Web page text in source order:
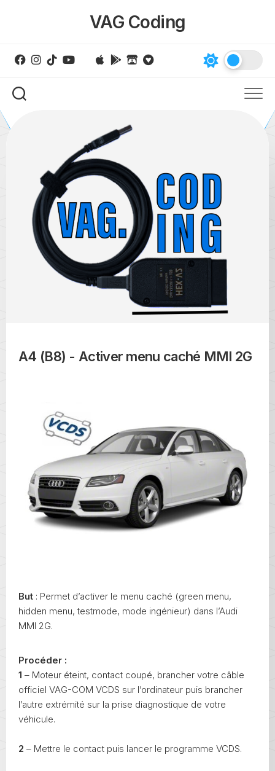
VAG Coding
A4 (B8) - Activer menu caché MMI 2G
But : Permet d’activer le menu caché (green menu,
hidden menu, testmode, mode ingénieur) dans l’Audi
MMI 2G.
Procéder :
1 – Moteur éteint, contact coupé, brancher votre câble
officiel VAG-COM VCDS sur l’ordinateur puis brancher
l’autre extrémité sur la prise diagnostique de votre
véhicule.
2 – Mettre le contact puis lancer le programme VCDS.